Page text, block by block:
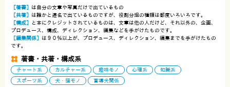
［著書］ は自分の文章や写真だけで出ているもの
［共著］ は誰かと連名で出ているものですが、役割分担の種類は都度いろいろです。
［構成］ と本にクレジットされているものは、文章は他の人だけど、それ以外の、企画、
プロデュース、構成、ディレクション、編集などを手がけたものです。
［編集関係］ は９０％以上が、プロデュース、ディレクション、編集までを手がけたもの
です。
著書・共著・構成系
チャート系 カルチャー系 趣味モノ 心理系
知識系
スポーツ系
犬・猫モノ 盲導犬関係